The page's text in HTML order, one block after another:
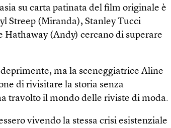
su carta patinata del film originale è
Streep (Miranda), Stanley Tucci
(Andy) cercano di superare
ma la sceneggiatrice Aline
di rivisitare la storia senza
travolto il mondo delle riviste di moda.
vivendo la stessa crisi esistenziale